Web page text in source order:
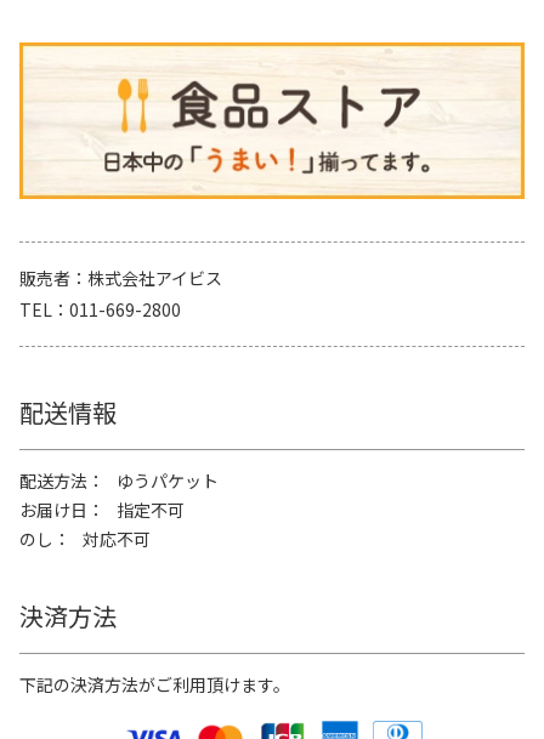
販売者
株式会社アイビス
TEL
011-669-2800
配送情報
配送方法
ゆうパケット
お届け日
指定不可
のし
対応不可
決済方法
下記の決済方法がご利用頂けます。